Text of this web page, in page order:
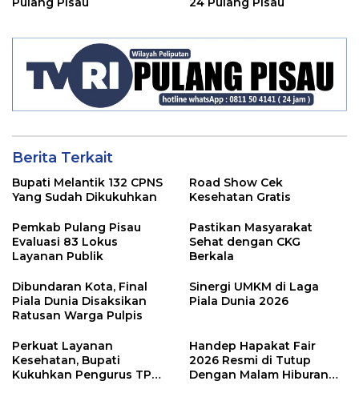
Berita Terkait
Bupati Melantik 132 CPNS
Yang Sudah Dikukuhkan
Road Show Cek
Kesehatan Gratis
Pemkab Pulang Pisau
Evaluasi 83 Lokus
Layanan Publik
Pastikan Masyarakat
Sehat dengan CKG
Berkala
Dibundaran Kota, Final
Piala Dunia Disaksikan
Ratusan Warga Pulpis
Sinergi UMKM di Laga
Piala Dunia 2026
Perkuat Layanan
Kesehatan, Bupati
Kukuhkan Pengurus TP
Handep Hapakat Fair
2026 Resmi di Tutup
Dengan Malam Hiburan